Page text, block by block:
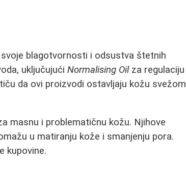
blagotvornosti i odsustva štetnih
uključujućiNormalising Oilza regulaciju
da ovi proizvodi ostavljaju kožu svežom
masnu i problematičnu kožu. Njihove
u matiranju kože i smanjenju pora.
kupovine.